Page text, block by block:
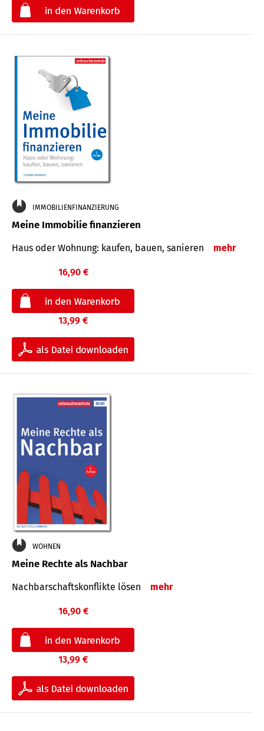
IMMOBILIENFINANZIERUNG
Meine Immobilie finanzieren
Haus oder Wohnung: kaufen, bauen, sanieren mehr
16,90 €
13,99 €
WOHNEN
Meine Rechte als Nachbar
Nach­bar­schafts­konflikte lösen mehr
16,90 €
13,99 €